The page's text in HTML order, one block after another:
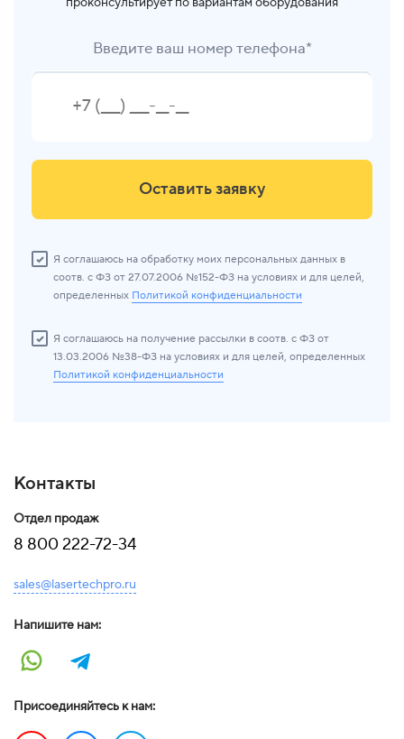
Введите ваш номер телефона*
Оставить заявку
Я соглашаюсь на обработку моих персональных данных в
соотв. с ФЗ от 27.07.2006 №152-ФЗ на условиях и для целей,
определенных Политикой конфиденциальности
Я соглашаюсь на получение рассылки в соотв. с ФЗ от
13.03.2006 №38-ФЗ на условиях и для целей, определенных
Политикой конфиденциальности
Контакты
Отдел продаж
8 800 222-72-34
sales@lasertechpro.ru
Напишите нам:
Присоединяйтесь к нам: